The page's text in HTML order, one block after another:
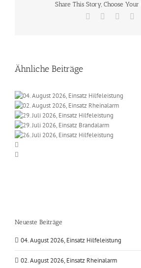
Share This Story, Choose Your
Facebook
Ähnliche Beiträge
Neueste Beiträge
04. August 2026, Einsatz Hilfeleistung
02. August 2026, Einsatz Rheinalarm